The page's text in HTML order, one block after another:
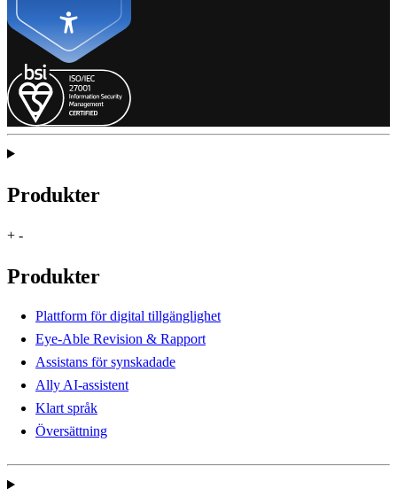
Produkter
+ -
Produkter
Plattform för digital tillgänglighet
Eye-Able Revision & Rapport
Assistans för synskadade
Ally AI-assistent
Klart språk
Översättning